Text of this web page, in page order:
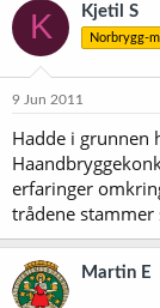
K Kjetil S
Norbrygg-
9 Jun 2011
Hadde i grunnen
erfaringer
trådene
Martin E